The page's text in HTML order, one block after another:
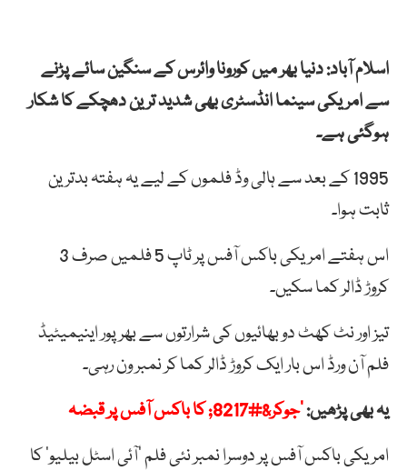
اسلام آباد: دنیا بھر میں کورونا وائرس کے سنگین سائے پڑنے
سے امریکی سینما انڈسٹری بھی شدید ترین دھچکے کا شکار
ہوگئی ہے۔
1995 کے بعد سے ہالی وڈ فلموں کے لیے یہ ہفتہ بدترین
ثابت ہوا۔
اس ہفتے امریکی باکس آفس پر ٹاپ 5 فلمیں صرف 3
کروڑ ڈالر کما سکیں۔
تیز اور نٹ کھٹ دو بھائیوں کی شرارتوں سے بھرپور اینیمیٹیڈ
فلم آن ورڈ اس بار ایک کروڑ ڈالر کما کر نمبر ون رہی۔
یہ بھی پڑھیں:’جوکر&#8217; کا باکس آفس پر قبضہ
امریکی باکس آفس پر دوسرا نمبر نئی فلم ’آئی اسٹل بیلیو‘ کا